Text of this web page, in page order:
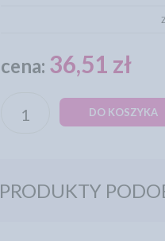
cena: 36,51 zł
DO KOSZYKA
PRODUKTY